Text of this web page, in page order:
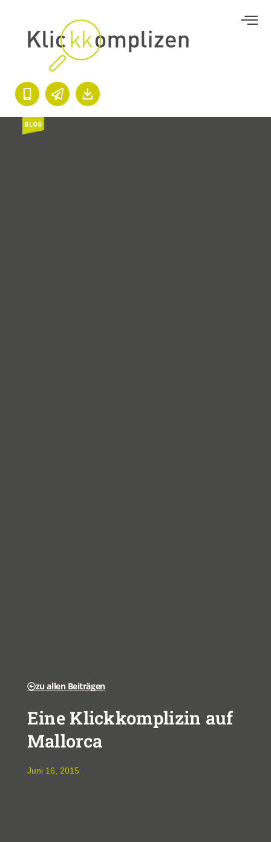
zu allen Beiträgen
Eine Klickkomplizin auf
Mallorca
Juni 16, 2015